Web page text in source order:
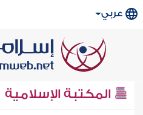
عربي
المكتبة الإسلامية